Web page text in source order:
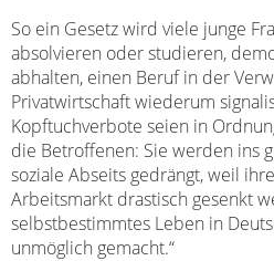
So ein Gesetz wird viele junge
absolvieren oder studieren,
abhalten, einen Beruf in der
Privatwirtschaft wiederum
Kopftuchverbote seien in
die Betroffenen: Sie werden ins
soziale Abseits gedrängt, weil
Arbeitsmarkt drastisch gesenkt
selbstbestimmtes Leben in
unmöglich gemacht.“